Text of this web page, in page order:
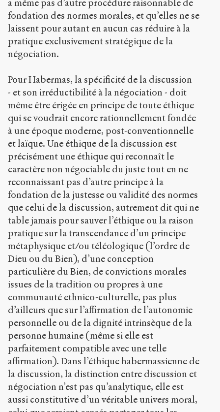
a même pas d’autre procédure raisonnable de
fondation des normes morales, et qu’elles ne se
laissent pour autant en aucun cas réduire à la
pratique exclusivement stratégique de la
négociation.
Pour Habermas, la spécificité de la discussion
- et son irréductibilité à la négociation - doit
même être érigée en principe de toute éthique
qui se voudrait encore rationnellement fondée
à une époque moderne, post-conventionnelle
et laïque. Une éthique de la discussion est
précisément une éthique qui reconnaît le
caractère non négociable du juste tout en ne
reconnaissant pas d’autre principe à la
fondation de la justesse ou validité des normes
que celui de la discussion, autrement dit qui ne
table jamais pour sauver l’éthique ou la raison
pratique sur la transcendance d’un principe
métaphysique et/ou téléologique (l’ordre de
Dieu ou du Bien), d’une conception
particulière du Bien, de convictions morales
issues de la tradition ou propres à une
communauté ethnico-culturelle, pas plus
d’ailleurs que sur l’affirmation de l’autonomie
personnelle ou de la dignité intrinsèque de la
personne humaine (même si elle est
parfaitement compatible avec une telle
affirmation). Dans l’éthique habermassienne de
la discussion, la distinction entre discussion et
négociation n’est pas qu’analytique, elle est
aussi constitutive d’un véritable univers moral,